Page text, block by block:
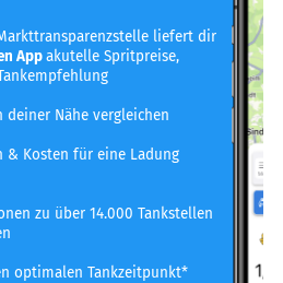
liefert dir
Appakutelle Spritpreise,
Nähe vergleichen
& Kosten für eine Ladung
zu über 14.000 Tankstellen
optimalen Tankzeitpunkt*